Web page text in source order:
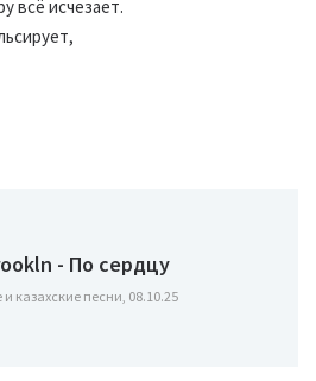
всё исчезает.
- По сердцу
и казахские песни, 08.10.25